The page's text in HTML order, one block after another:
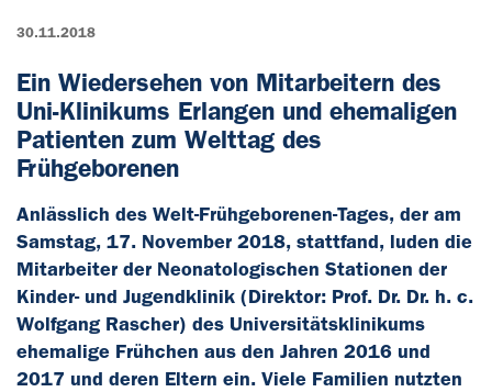
30.11.2018
Ein Wiedersehen von Mitarbeitern des
Uni-Klinikums Erlangen und ehemaligen
Patienten zum Welttag des
Frühgeborenen
Anlässlich des Welt-Frühgeborenen-Tages, der am
Samstag, 17. November 2018, stattfand, luden die
Mitarbeiter der Neonatologischen Stationen der
Kinder- und Jugendklinik (Direktor: Prof. Dr. Dr. h. c.
Wolfgang Rascher) des Universitätsklinikums
ehemalige Frühchen aus den Jahren 2016 und
2017 und deren Eltern ein. Viele Familien nutzten